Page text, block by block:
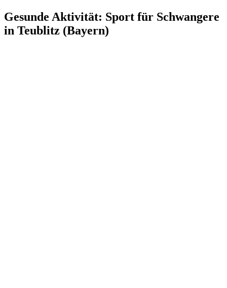
Gesunde Aktivität: Sport für Schwangere
in Teublitz (Bayern)